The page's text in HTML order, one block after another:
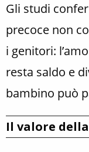
Gli studi
precoce non
i genitori:
resta saldo e
bambino può
Il valore